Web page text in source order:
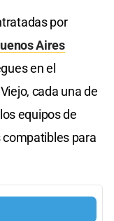
por
Aires
en el
cada una de
equipos de
compatibles para